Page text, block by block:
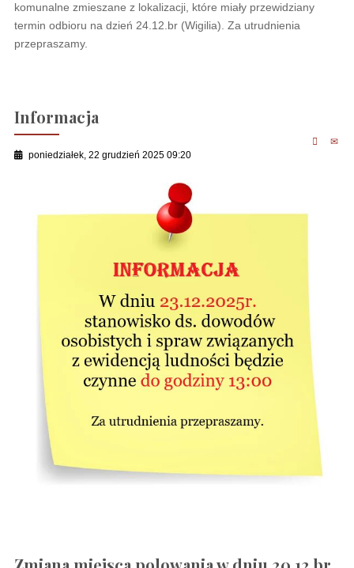
komunalne zmieszane z lokalizacji, które miały przewidziany
termin odbioru na dzień 24.12.br (Wigilia). Za utrudnienia
przepraszamy.
Informacja
poniedziałek, 22 grudzień 2025 09:20